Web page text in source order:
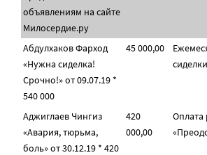
объявлениям на сайте
Милосердие.ру
Абдулхаков Фарход
«Нужна сиделка!
Срочно!» от 09.07.19 *
540 000
45 000,00
сиделки
Аджиглаев Чингиз
«Авария, тюрьма,
боль» от 30.12.19 * 420
420
000,00
Оплата